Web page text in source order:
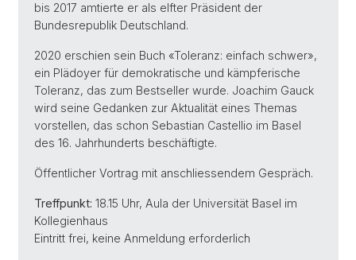
bis 2017 amtierte er als elfter Präsident der
Bundesrepublik Deutschland.
2020 erschien sein Buch «Toleranz: einfach schwer»,
ein Plädoyer für demokratische und kämpferische
Toleranz, das zum Bestseller wurde. Joachim Gauck
wird seine Gedanken zur Aktualität eines Themas
vorstellen, das schon Sebastian Castellio im Basel
des 16. Jahrhunderts beschäftigte.
Öffentlicher Vortrag mit anschliessendem Gespräch.
Treffpunkt: 18.15 Uhr, Aula der Universität Basel im
Kollegienhaus
Eintritt frei, keine Anmeldung erforderlich